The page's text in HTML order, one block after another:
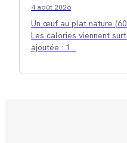
4 août 2026
Un œuf au plat nature
Les calories viennent
ajoutée : 1…